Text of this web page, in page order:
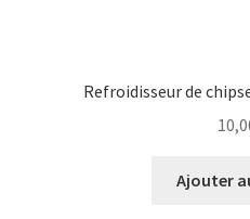
Refroidisseur de
Ajouter